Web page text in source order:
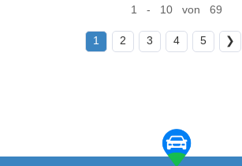
1 - 10 von 69
1 2 3 4 5 ❯